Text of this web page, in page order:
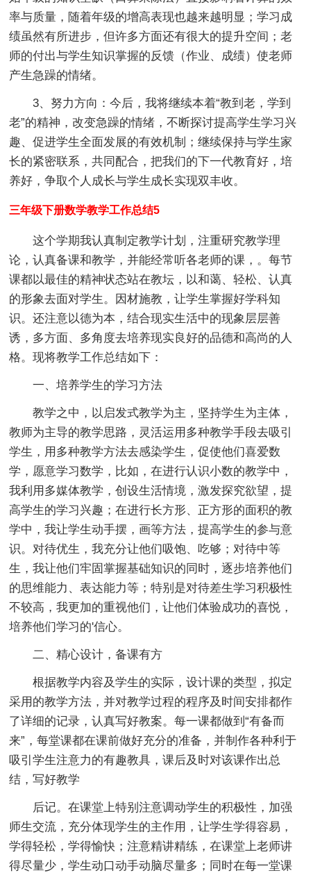
率与质量，随着年级的增高表现也越来越明显；学习成
绩虽然有所进步，但许多方面还有很大的提升空间；老
师的付出与学生知识掌握的反馈（作业、成绩）使老师
产生急躁的情绪。
3、努力方向：今后，我将继续本着“教到老，学到
老”的精神，改变急躁的情绪，不断探讨提高学生学习兴
趣、促进学生全面发展的有效机制；继续保持与学生家
长的紧密联系，共同配合，把我们的下一代教育好，培
养好，争取个人成长与学生成长实现双丰收。
三年级下册数学教学工作总结5
这个学期我认真制定教学计划，注重研究教学理
论，认真备课和教学，并能经常听各老师的课，。每节
课都以最佳的精神状态站在教坛，以和蔼、轻松、认真
的形象去面对学生。因材施教，让学生掌握好学科知
识。还注意以德为本，结合现实生活中的现象层层善
诱，多方面、多角度去培养现实良好的品德和高尚的人
格。现将教学工作总结如下：
一、培养学生的学习方法
教学之中，以启发式教学为主，坚持学生为主体，
教师为主导的教学思路，灵活运用多种教学手段去吸引
学生，用多种教学方法去感染学生，促使他们喜爱数
学，愿意学习数学，比如，在进行认识小数的教学中，
我利用多媒体教学，创设生活情境，激发探究欲望，提
高学生的学习兴趣；在进行长方形、正方形的面积的教
学中，我让学生动手摆，画等方法，提高学生的参与意
识。对待优生，我充分让他们吸饱、吃够；对待中等
生，我让他们牢固掌握基础知识的同时，逐步培养他们
的思维能力、表达能力等；特别是对待差生学习积极性
不较高，我更加的重视他们，让他们体验成功的喜悦，
培养他们学习的'信心。
二、精心设计，备课有方
根据教学内容及学生的实际，设计课的类型，拟定
采用的教学方法，并对教学过程的程序及时间安排都作
了详细的记录，认真写好教案。每一课都做到“有备而
来”，每堂课都在课前做好充分的准备，并制作各种利于
吸引学生注意力的有趣教具，课后及时对该课作出总
结，写好教学
后记。在课堂上特别注意调动学生的积极性，加强
师生交流，充分体现学生的主作用，让学生学得容易，
学得轻松，学得愉快；注意精讲精练，在课堂上老师讲
得尽量少，学生动口动手动脑尽量多；同时在每一堂课